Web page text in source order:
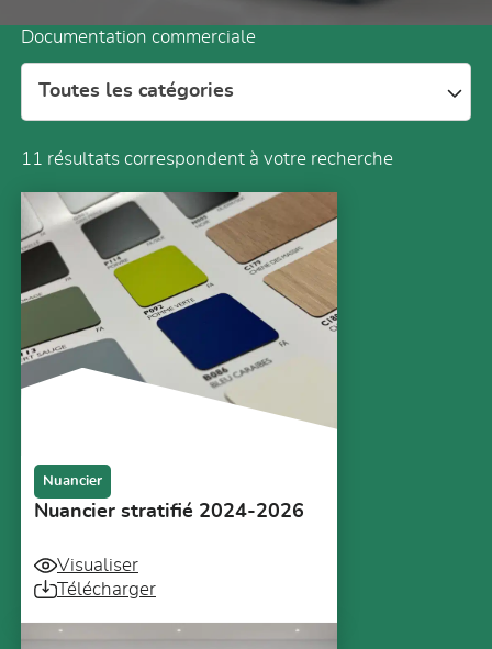
Documentation commerciale
Toutes les catégories
11 résultats correspondent à votre recherche
Nuancier
Nuancier stratifié 2024-2026
Visualiser
Télécharger